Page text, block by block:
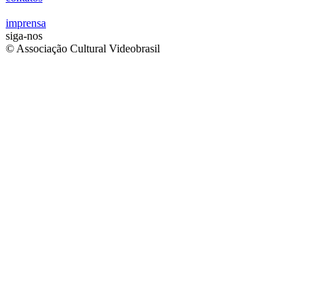
imprensa
siga-nos
© Associação Cultural Videobrasil